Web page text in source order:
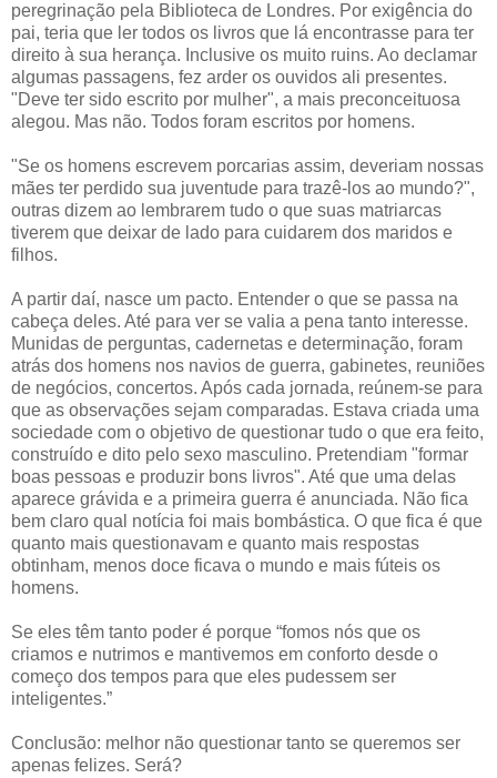
peregrinação pela Biblioteca de Londres. Por exigência do
pai, teria que ler todos os livros que lá encontrasse para ter
direito à sua herança. Inclusive os muito ruins. Ao declamar
algumas passagens, fez arder os ouvidos ali presentes.
"Deve ter sido escrito por mulher", a mais preconceituosa
alegou. Mas não. Todos foram escritos por homens.
"Se os homens escrevem porcarias assim, deveriam nossas
mães ter perdido sua juventude para trazê-los ao mundo?",
outras dizem ao lembrarem tudo o que suas matriarcas
tiverem que deixar de lado para cuidarem dos maridos e
filhos.
A partir daí, nasce um pacto. Entender o que se passa na
cabeça deles. Até para ver se valia a pena tanto interesse.
Munidas de perguntas, cadernetas e determinação, foram
atrás dos homens nos navios de guerra, gabinetes, reuniões
de negócios, concertos. Após cada jornada, reúnem-se para
que as observações sejam comparadas. Estava criada uma
sociedade com o objetivo de questionar tudo o que era feito,
construído e dito pelo sexo masculino. Pretendiam "formar
boas pessoas e produzir bons livros". Até que uma delas
aparece grávida e a primeira guerra é anunciada. Não fica
bem claro qual notícia foi mais bombástica. O que fica é que
quanto mais questionavam e quanto mais respostas
obtinham, menos doce ficava o mundo e mais fúteis os
homens.
Se eles têm tanto poder é porque “fomos nós que os
criamos e nutrimos e mantivemos em conforto desde o
começo dos tempos para que eles pudessem ser
inteligentes.”
Conclusão: melhor não questionar tanto se queremos ser
apenas felizes. Será?